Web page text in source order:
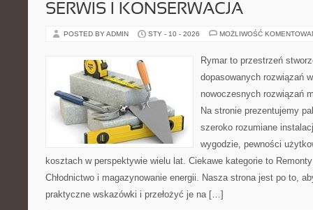
SERWIS I KONSERWACJA
POSTED BY ADMIN STY - 10 - 2026 MOŻLIWOŚĆ
Rymar to przestrzeń
dopasowanych rozwiązań
nowoczesnych rozwiązań
Na stronie prezentujemy
szeroko rozumiane
wygodzie, pewności
kosztach w perspektywie wielu lat. Ciekawe kategorie to
Chłodnictwo i magazynowanie energii. Nasza strona jest po to,
praktyczne wskazówki i przełożyć je na […]